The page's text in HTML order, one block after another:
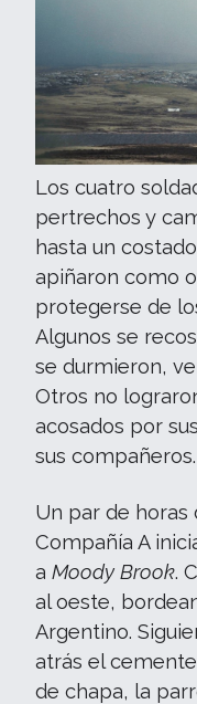
Los cuatro
pertrechos y
hasta un
apiñaron como
protegerse de
Algunos se
se durmieron,
Otros no
acosados por
sus compañeros.
Un par de horas
Compañía A
a Moody Brook.
al oeste,
Argentino.
atrás el
de chapa, la